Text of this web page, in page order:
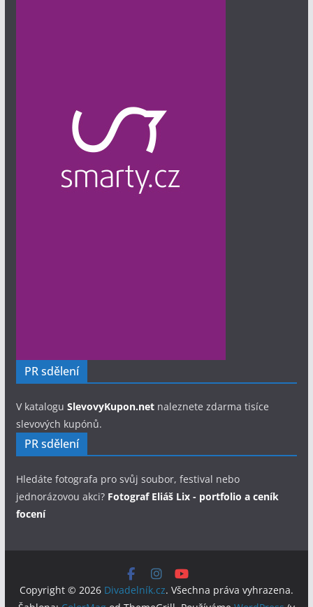
PR sdělení
V katalogu SlevovyKupon.netnaleznete zdarma tisíce
slevových kupónů.
PR sdělení
Hledáte fotografa pro svůj soubor, festival nebo
jednorázovou akci? Fotograf Eliáš Lix - portfolio a ceník
focení
Copyright © 2026 Divadelník.cz. Všechna práva vyhrazena.